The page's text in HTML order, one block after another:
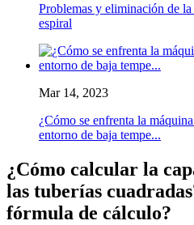
Problemas y eliminación de
espiral
Mar 14, 2023
¿Cómo se enfrenta la
entorno de baja tempe...
¿Cómo calcular la
las tuberías
fórmula de cálculo?